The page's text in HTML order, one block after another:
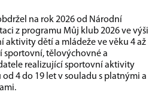
obdržel na rok 2026 od Národní
z programu Můj klub 2026 ve výši
aktivity dětí a mládeže ve věku 4 až
sportovní, tělovýchovné a
realizující sportovní aktivity
4 do 19 let v souladu s platnými a